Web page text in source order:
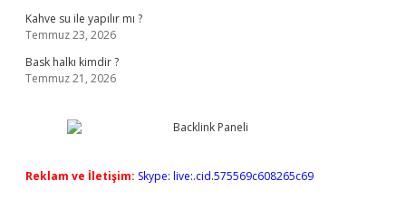
Kahve su ile yapılır mı ?
Temmuz 23, 2026
Bask halkı kimdir ?
Temmuz 21, 2026
Reklam ve İletişim: Skype: live:.cid.575569c608265c69